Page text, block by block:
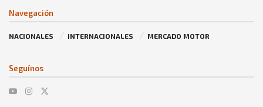
Navegación
NACIONALES INTERNACIONALES MERCADO MOTOR
Seguínos